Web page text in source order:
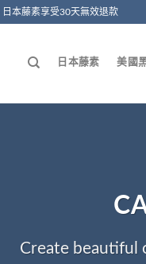
本藤素享受30天無效退款
日本藤素 美國
Create beautiful